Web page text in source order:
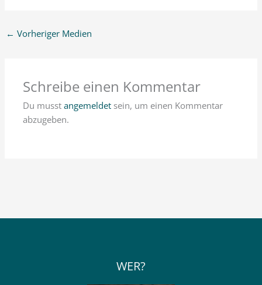
← Vorheriger Medien
Schreibe einen Kommentar
Du musstangemeldet sein, um einen Kommentar
abzugeben.
WER?